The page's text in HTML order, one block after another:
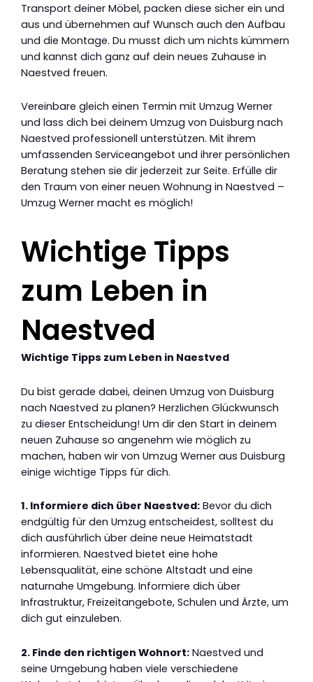
Transport deiner Möbel, packen diese sicher ein und
aus und übernehmen auf Wunsch auch den Aufbau
und die Montage. Du musst dich um nichts kümmern
und kannst dich ganz auf dein neues Zuhause in
Naestved freuen.
Vereinbare gleich einen Termin mit Umzug Werner
und lass dich bei deinem Umzug von Duisburg nach
Naestved professionell unterstützen. Mit ihrem
umfassenden Serviceangebot und ihrer persönlichen
Beratung stehen sie dir jederzeit zur Seite. Erfülle dir
den Traum von einer neuen Wohnung in Naestved –
Umzug Werner macht es möglich!
Wichtige Tipps
zum Leben in
Naestved
Wichtige Tipps zum Leben in Naestved
Du bist gerade dabei, deinen Umzug von Duisburg
nach Naestved zu planen? Herzlichen Glückwunsch
zu dieser Entscheidung! Um dir den Start in deinem
neuen Zuhause so angenehm wie möglich zu
machen, haben wir von Umzug Werner aus Duisburg
einige wichtige Tipps für dich.
1. Informiere dich über Naestved: Bevor du dich
endgültig für den Umzug entscheidest, solltest du
dich ausführlich über deine neue Heimatstadt
informieren. Naestved bietet eine hohe
Lebensqualität, eine schöne Altstadt und eine
naturnahe Umgebung. Informiere dich über
Infrastruktur, Freizeitangebote, Schulen und Ärzte, um
dich gut einzuleben.
2. Finde den richtigen Wohnort: Naestved und
seine Umgebung haben viele verschiedene